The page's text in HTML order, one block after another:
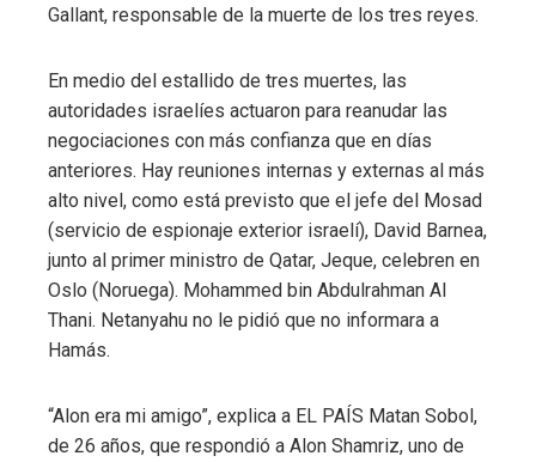
Gallant, responsable de la muerte de los tres reyes.
En medio del estallido de tres muertes, las
autoridades israelíes actuaron para reanudar las
negociaciones con más confianza que en días
anteriores. Hay reuniones internas y externas al más
alto nivel, como está previsto que el jefe del Mosad
(servicio de espionaje exterior israelí), David Barnea,
junto al primer ministro de Qatar, Jeque, celebren en
Oslo (Noruega). Mohammed bin Abdulrahman Al
Thani. Netanyahu no le pidió que no informara a
Hamás.
“Alon era mi amigo”, explica a EL PAÍS Matan Sobol,
de 26 años, que respondió a Alon Shamriz, uno de